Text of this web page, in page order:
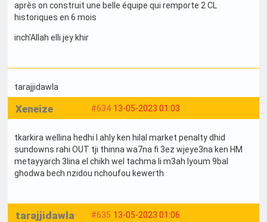
après on construit une belle équipe qui remporte 2 CL
historiques en 6 mois
inch'Allah elli jey khir
tarajjidawla
#634 13-05-2023 01:03
Xeneize
tkarkira wellina hedhi l ahly ken hilal market penalty dhid
sundowns rahi OUT tji thinna wa7na fi 3ez wjeye3na ken HM
metayyarch 3lina el chikh wel tachma li m3ah lyoum 9bal
ghodwa bech nzidou nchoufou kewerth
#635 13-05-2023 01:06
tarajjidawla